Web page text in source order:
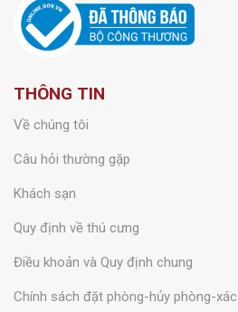
THÔNG TIN
Về chúng tôi
Câu hỏi thường gặp
Khách sạn
Quy định về thú cưng
Điều khoản và Quy định chung
Chính sách đặt phòng-hủy phòng-